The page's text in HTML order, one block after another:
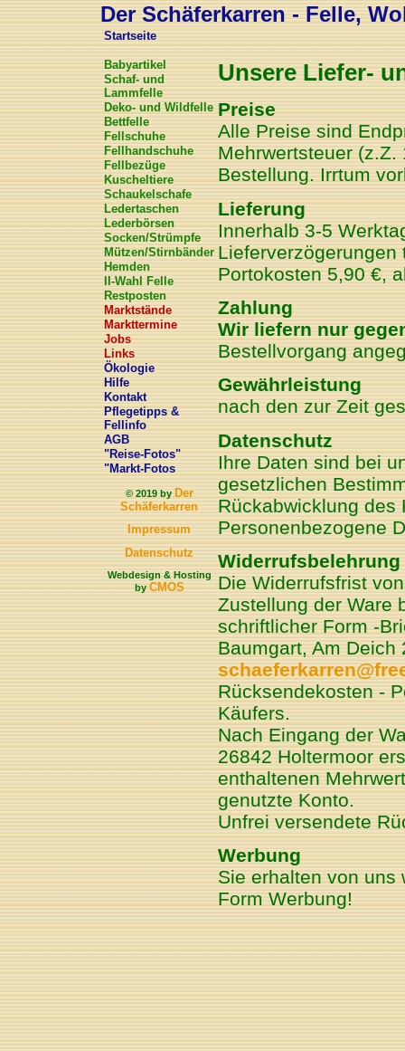
Der Schäferkarren - Felle,
Startseite
Babyartikel
Schaf- und
Lammfelle
Deko- und Wildfelle
Bettfelle
Fellschuhe
Fellhandschuhe
Fellbezüge
Kuscheltiere
Schaukelschafe
Ledertaschen
Lederbörsen
Socken/Strümpfe
Mützen/Stirnbänder
Hemden
II-Wahl Felle
Restposten
Marktstände
Markttermine
Jobs
Links
Ökologie
Hilfe
Kontakt
Pflegetipps &
Fellinfo
AGB
"Reise-Fotos"
"Markt-Fotos
© 2019 byDer
Schäferkarren
Impressum
Datenschutz
Webdesign & Hosting
byCMOS
Unsere Liefer-
Preise
Alle Preise sind
Mehrwertsteuer
Bestellung. Irrtum
Lieferung
Innerhalb 3-5
Lieferverzögerungen
Portokosten 5,90 €,
Zahlung
Wir liefern nur
Bestellvorgang
Gewährleistung
nach den zur Zeit
Datenschutz
Ihre Daten sind bei
gesetzlichen
Rückabwicklung des
Personenbezogene
Widerrufsbelehrung
Die Widerrufsfrist
Zustellung der Ware
schriftlicher Form -
Baumgart, Am Deich
Rücksendekosten -
Käufers.
Nach Eingang der
26842 Holtermoor
enthaltenen
genutzte Konto.
Unfrei versendete
Werbung
Sie erhalten von uns
Form Werbung!